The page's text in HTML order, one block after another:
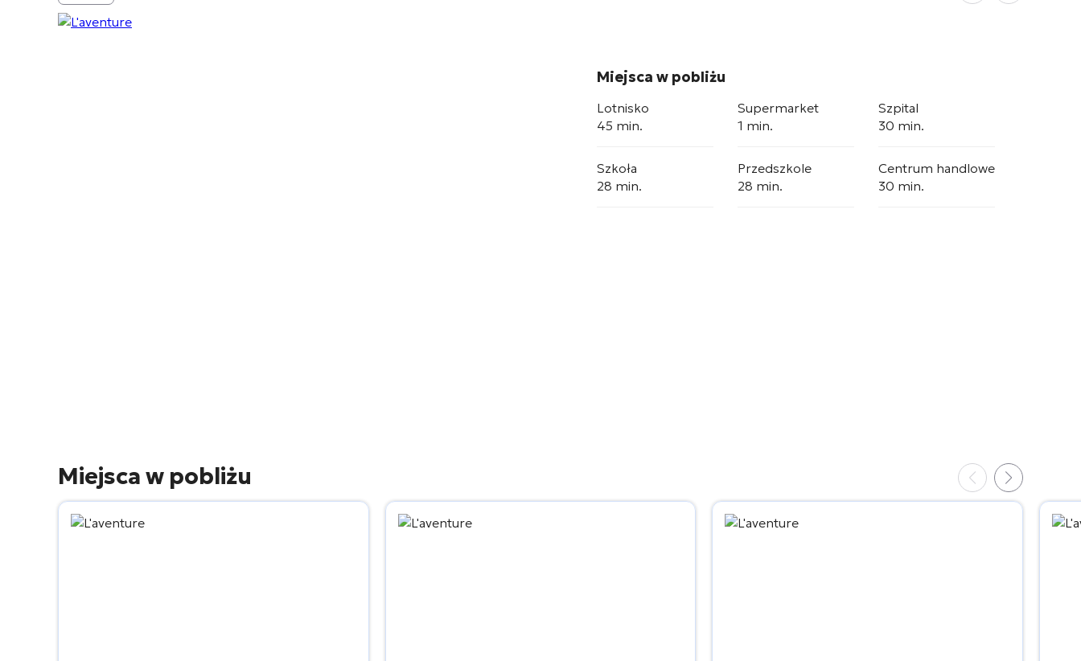
Miejsca w pobliżu
Lotnisko
45 min.
Supermarket
1 min.
Szpital
30 min.
Szkoła
28 min.
Przedszkole
28 min.
Centrum handlowe
30 min.
Miejsca w pobliżu